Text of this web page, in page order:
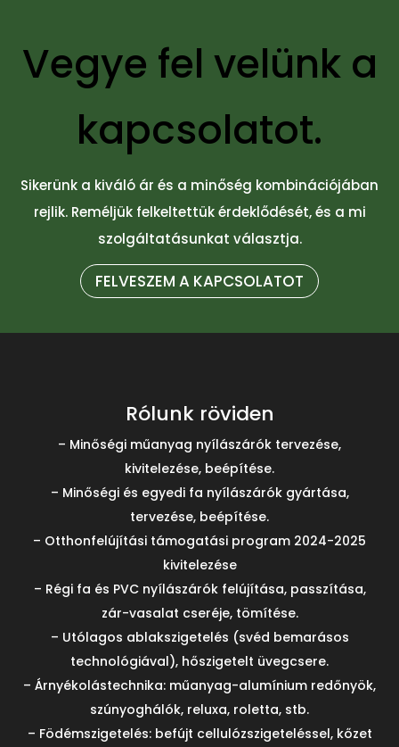
Vegye fel velünk a
kapcsolatot.
Sikerünk a kiváló ár és a minőség kombinációjában
rejlik. Reméljük felkeltettük érdeklődését, és a mi
szolgáltatásunkat választja.
FELVESZEM A KAPCSOLATOT
Rólunk röviden
– Minőségi műanyag nyílászárók tervezése,
kivitelezése, beépítése.
– Minőségi és egyedi fa nyílászárók gyártása,
tervezése, beépítése.
– Otthonfelújítási támogatási program 2024-2025
kivitelezése
– Régi fa és PVC nyílászárók felújítása, passzítása,
zár-vasalat cseréje, tömítése.
– Utólagos ablakszigetelés (svéd bemarásos
technológiával), hőszigetelt üvegcsere.
– Árnyékolástechnika: műanyag-alumínium redőnyök,
szúnyoghálók, reluxa, roletta, stb.
– Födémszigetelés: befújt cellulózszigeteléssel, kőzet